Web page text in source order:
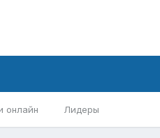
онлайн Лидеры